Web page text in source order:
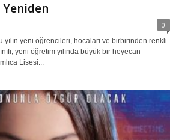
Yeniden
0
yılın yeni öğrencileri, hocaları ve birbirinden renkli
yeni öğretim yılında büyük bir heyecan
Lisesi...